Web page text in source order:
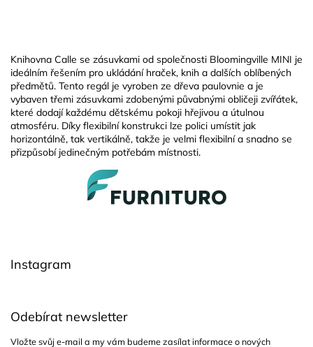
Knihovna Calle se zásuvkami od společnosti Bloomingville MINI je
ideálním řešením pro ukládání hraček, knih a dalších oblíbených
předmětů. Tento regál je vyroben ze dřeva paulovnie a je
vybaven třemi zásuvkami zdobenými půvabnými obličeji zvířátek,
které dodají každému dětskému pokoji hřejivou a útulnou
atmosféru. Díky flexibilní konstrukci lze polici umístit jak
horizontálně, tak vertikálně, takže je velmi flexibilní a snadno se
přizpůsobí jedinečným potřebám místnosti.
Instagram
Odebírat newsletter
Vložte svůj e-mail a my vám budeme zasílat informace o nových